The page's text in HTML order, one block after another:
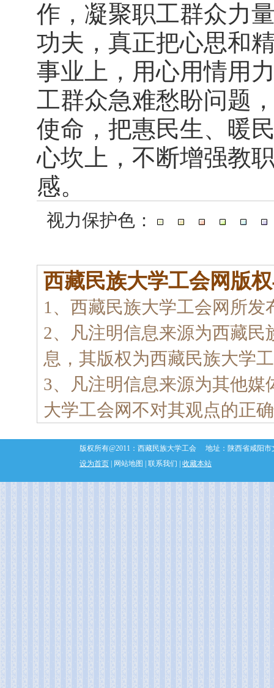
作，凝聚职工群众力
功夫，真正把心思和
事业上，用心用情用
工群众急难愁盼问题
使命，把惠民生、暖
心坎上，不断增强教
感。
视力保护色：
西藏民族大学工会网版
1、西藏民族大学工会网所
2、凡注明信息来源为西藏
息，其版权为西藏民族大学
3、凡注明信息来源为其他
大学工会网不对其观点的正
版权所有@2011：西藏民族大学工会 地址：陕西省咸阳
设为首页 | 网站地图 | 联系我们 | 收藏本站